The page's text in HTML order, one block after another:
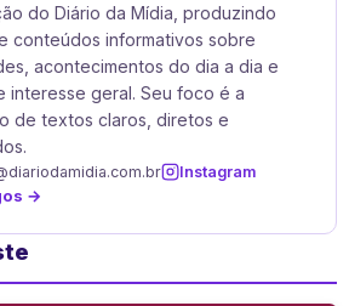
do Diário da Mídia, produzindo
conteúdos informativos sobre
acontecimentos do dia a dia e
interesse geral. Seu foco é a
de textos claros, diretos e
Instagram
→